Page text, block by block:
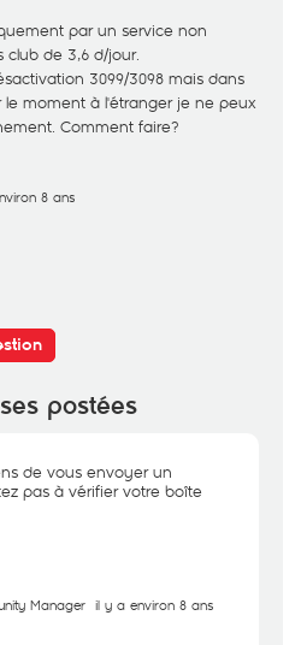
par un service non
de 3,6 d/jour.
3099/3098 mais dans
moment à l'étranger je ne peux
Comment faire?
8 ans
postées
de vous envoyer un
pas à vérifier votre boîte
Manager il y a environ 8 ans